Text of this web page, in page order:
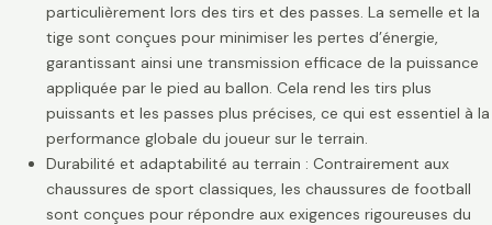
particulièrement lors des tirs et des passes. La semelle et la
tige sont conçues pour minimiser les pertes d’énergie,
garantissant ainsi une transmission efficace de la puissance
appliquée par le pied au ballon. Cela rend les tirs plus
puissants et les passes plus précises, ce qui est essentiel à la
performance globale du joueur sur le terrain.
Durabilité et adaptabilité au terrain : Contrairement aux
chaussures de sport classiques, les chaussures de football
sont conçues pour répondre aux exigences rigoureuses du